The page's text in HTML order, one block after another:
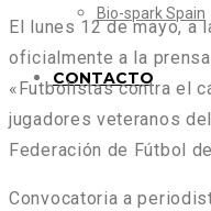
Bio-spark Spain
CONTACTO
El lunes 12 de mayo, a
oficialmente a la
«Futbolistas contra el
jugadores veteranos
Federación de Fútbol
Convocatoria a